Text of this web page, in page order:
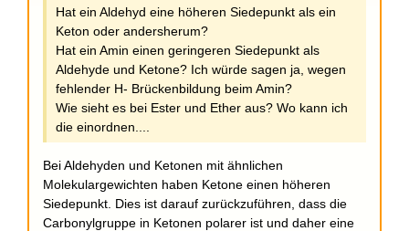
Hat ein Aldehyd eine höheren Siedepunkt als ein
Keton oder andersherum?
Hat ein Amin einen geringeren Siedepunkt als
Aldehyde und Ketone? Ich würde sagen ja, wegen
fehlender H- Brückenbildung beim Amin?
Wie sieht es bei Ester und Ether aus? Wo kann ich
die einordnen....
Bei Aldehyden und Ketonen mit ähnlichen
Molekulargewichten haben Ketone einen höheren
Siedepunkt. Dies ist darauf zurückzuführen, dass die
Carbonylgruppe in Ketonen polarer ist und daher eine